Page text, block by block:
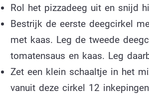
Rol het pizzadeeg uit en snijd
Bestrijk de eerste deegcirkel
met kaas. Leg de tweede
tomatensaus en kaas. Leg
Zet een klein schaaltje in het
vanuit deze cirkel 12